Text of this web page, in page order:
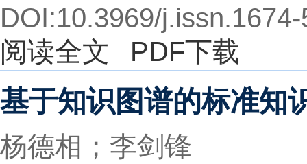
DOI:10.3969/
阅读全文
PDF下载
基于知识图谱的标准知
杨德相；李剑锋